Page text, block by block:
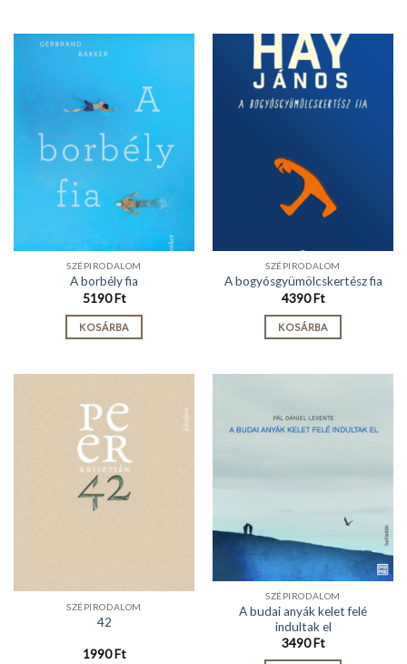
SZÉPIRODALOM
A borbély fia
5190Ft
KOSÁRBA
SZÉPIRODALOM
A bogyósgyümölcskertész fia
4390Ft
KOSÁRBA
SZÉPIRODALOM
42
1990Ft
SZÉPIRODALOM
A budai anyák kelet felé
indultak el
3490Ft